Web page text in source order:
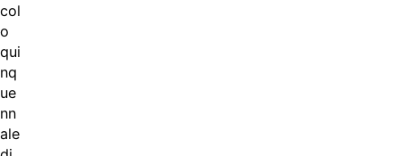
col
o
qui
nq
ue
nn
ale